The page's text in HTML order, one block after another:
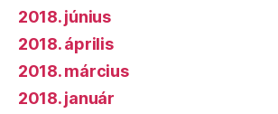
2018. június
2018. április
2018. március
2018. január